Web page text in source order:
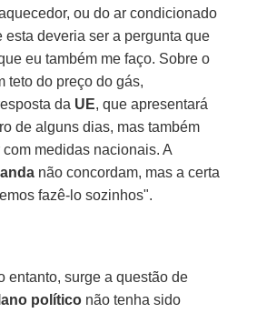
ou do ar condicionado
esta deveria ser a pergunta que
eu também me faço. Sobre o
teto do preço do gás,
da UE, que apresentará
de alguns dias, mas também
medidas nacionais. A
não concordam, mas a certa
fazê-lo sozinhos".
entanto, surge a questão de
político não tenha sido